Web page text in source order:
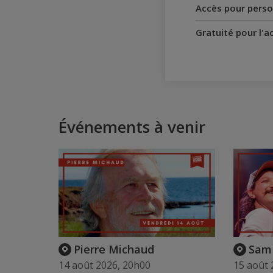
Accès pour
Gratuité pour
Événements à venir
Pierre Michaud
14 août 2026, 20h00 15 août